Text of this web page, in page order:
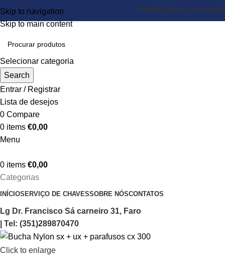
Skip to navigation
Skip to main content
PROMOÇÕES LOJA ONLINE
Selecionar categoria
Search
Entrar / Registrar
Lista de desejos
0 Compare
0 items €0,00
Menu
0 items €0,00
Categorias
INÍCIOSERVIÇO DE CHAVESSOBRE NÓSCONTATOS
Lg Dr. Francisco Sá carneiro 31, Faro
| Tel: (351)289870470
Click to enlarge